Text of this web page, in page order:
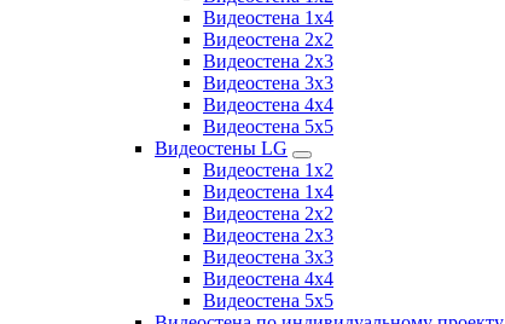
Видеостена 1x4
Видеостена 2x2
Видеостена 2х3
Видеостена 3x3
Видеостена 4x4
Видеостена 5x5
Видеостены LG
Видеостена 1x2
Видеостена 1x4
Видеостена 2x2
Видеостена 2x3
Видеостена 3x3
Видеостена 4x4
Видеостена 5x5